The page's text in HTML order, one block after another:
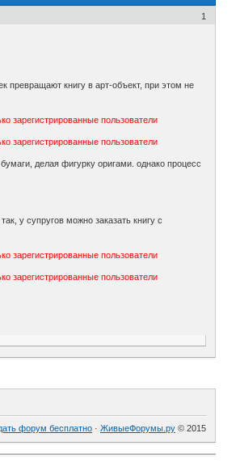
1
превращают книгу в арт-объект, при этом не
зарегистрированные пользователи
зарегистрированные пользователи
делая фигурку оригами. однако процесс
у супругов можно заказать книгу с
зарегистрированные пользователи
зарегистрированные пользователи
форум бесплатно · ЖивыеФорумы.ру © 2015